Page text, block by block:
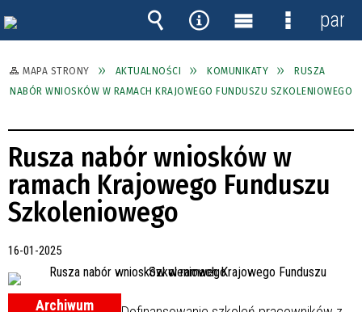
MAPA STRONY AKTUALNOŚCI KOMUNIKATY
RUSZA
NABÓR WNIOSKÓW W RAMACH KRAJOWEGO FUNDUSZU SZKOLENIOWEGO
Rusza nabór wniosków w
ramach Krajowego Funduszu
Szkoleniowego
16-01-2025
Archiwum
Wyszukiwarka
Narzędzia
Menu
główne
Menu
panel